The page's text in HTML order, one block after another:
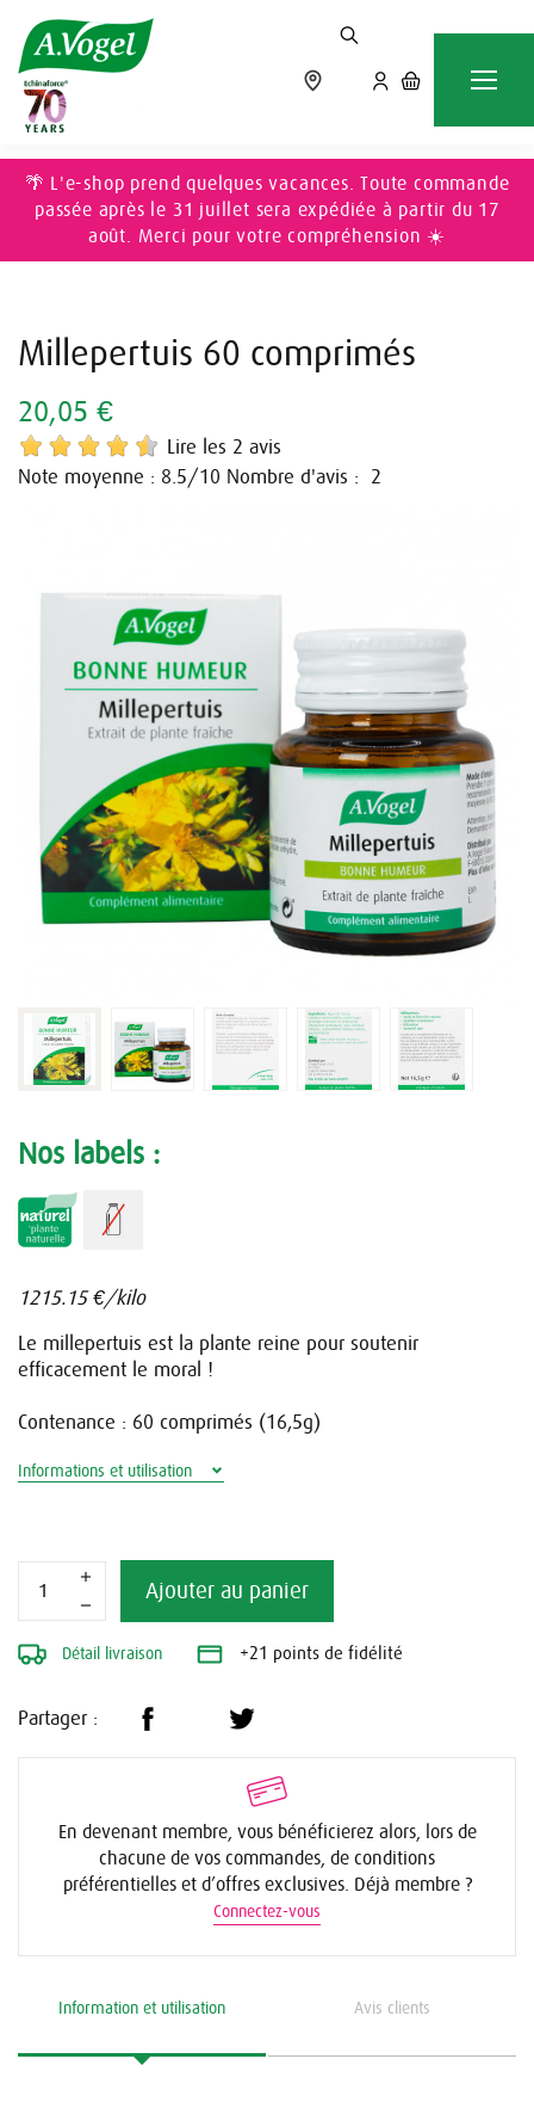
Accueil
🌴 L'e-shop prend quelques vacances. Toute commande
passée après le 31 juillet sera expédiée à partir du 17
août. Merci pour votre compréhension ☀️
Millepertuis 60 comprimés
20,05 €
Lire les 2 avis
Note moyenne : 8.5/10 Nombre d'avis : 2
Nos labels :
1215.15 €/kilo
Le millepertuis est la plante reine pour soutenir
efficacement le moral !
Contenance : 60 comprimés (16,5g)
Informations et utilisation
Ajouter au panier
Détail livraison +21 points de fidélité
Partager :
En devenant membre, vous bénéficierez alors, lors de
chacune de vos commandes, de conditions
préférentielles et d’offres exclusives. Déjà membre ?
Connectez-vous
Information et utilisation Avis clients